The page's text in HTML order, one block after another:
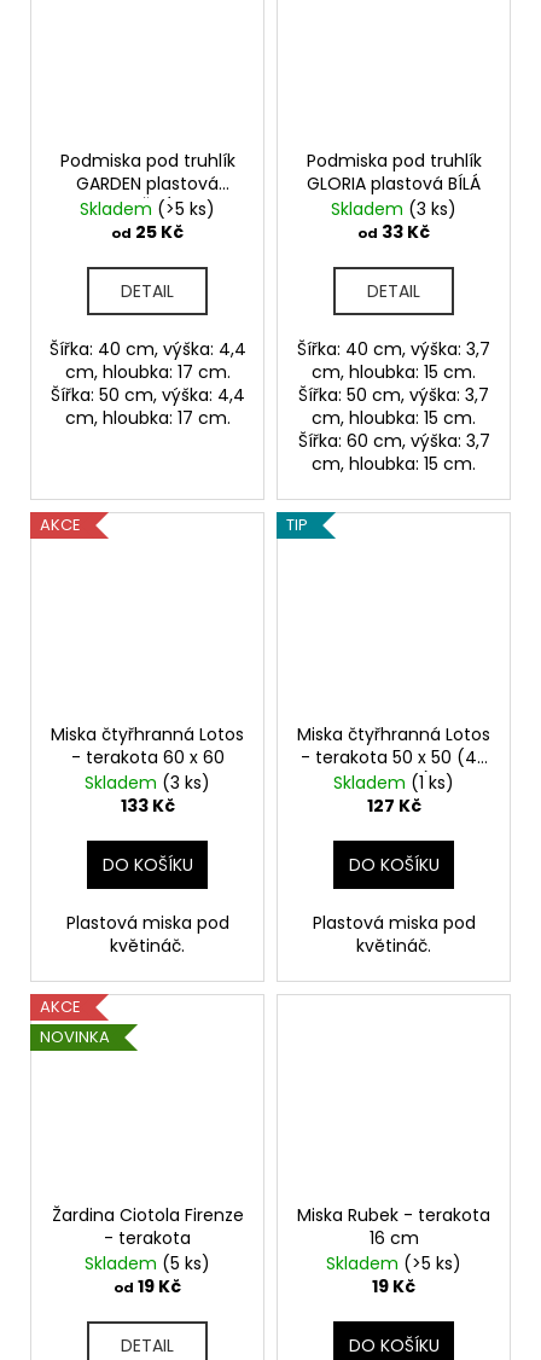
Podmiska pod truhlík
GARDEN plastová
HNĚDÁ
Skladem (>5 ks)
od 25 Kč
DETAIL
Šířka: 40 cm, výška: 4,4
cm, hloubka: 17 cm.
Šířka: 50 cm, výška: 4,4
cm, hloubka: 17 cm.
Podmiska pod truhlík
GLORIA plastová BÍLÁ
Skladem (3 ks)
od 33 Kč
DETAIL
Šířka: 40 cm, výška: 3,7
cm, hloubka: 15 cm.
Šířka: 50 cm, výška: 3,7
cm, hloubka: 15 cm.
Šířka: 60 cm, výška: 3,7
cm, hloubka: 15 cm.
AKCE
Miska čtyřhranná Lotos
- terakota 60 x 60
Skladem (3 ks)
133 Kč
DO KOŠÍKU
Plastová miska pod
květináč.
TIP
Miska čtyřhranná Lotos
- terakota 50 x 50 (42
x 42 cm)
Skladem (1 ks)
127 Kč
DO KOŠÍKU
Plastová miska pod
květináč.
AKCE
NOVINKA
Žardina Ciotola Firenze
- terakota
Skladem (5 ks)
od 19 Kč
DETAIL
Miska Rubek - terakota
16 cm
Skladem (>5 ks)
19 Kč
DO KOŠÍKU